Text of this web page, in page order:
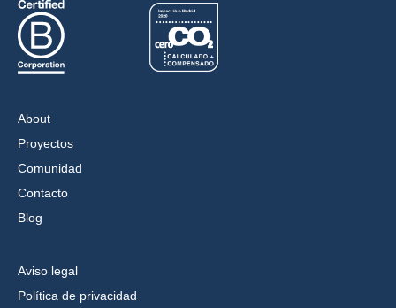
About
Proyectos
Comunidad
Contacto
Blog
Aviso legal
Política de privacidad